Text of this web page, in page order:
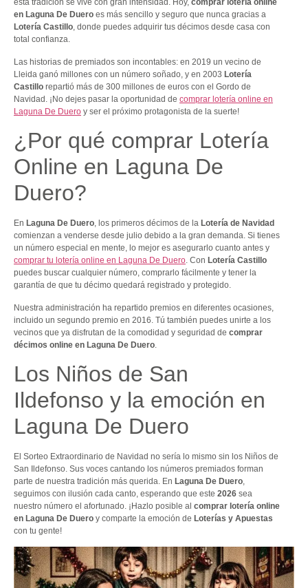
esta tradición se vive con gran intensidad. Hoy, comprar lotería online
en Laguna De Duero es más sencillo y seguro que nunca gracias a
Lotería Castillo, donde puedes adquirir tus décimos desde casa con
total confianza.
Las historias de premiados son incontables: en 2019 un vecino de
Lleida ganó millones con un número soñado, y en 2003 Lotería
Castillo repartió más de 300 millones de euros con el Gordo de
Navidad. ¡No dejes pasar la oportunidad de comprar lotería online en
Laguna De Duero y ser el próximo protagonista de la suerte!
¿Por qué comprar Lotería
Online en Laguna De
Duero?
En Laguna De Duero, los primeros décimos de la Lotería de Navidad
comienzan a venderse desde julio debido a la gran demanda. Si tienes
un número especial en mente, lo mejor es asegurarlo cuanto antes y
comprar tu lotería online en Laguna De Duero. Con Lotería Castillo
puedes buscar cualquier número, comprarlo fácilmente y tener la
garantía de que tu décimo quedará registrado y protegido.
Nuestra administración ha repartido premios en diferentes ocasiones,
incluido un segundo premio en 2016. Tú también puedes unirte a los
vecinos que ya disfrutan de la comodidad y seguridad de comprar
décimos online en Laguna De Duero
Los Niños de San
Ildefonso y la emoción en
Laguna De Duero
El Sorteo Extraordinario de Navidad no sería lo mismo sin los Niños de
San Ildefonso. Sus voces cantando los números premiados forman
parte de nuestra tradición más querida. En Laguna De Duero,
seguimos con ilusión cada canto, esperando que este 2026 sea
nuestro número el afortunado. ¡Hazlo posible al comprar lotería online
en Laguna De Duero y comparte la emoción de Loterías y Apuestas
con tu gente!